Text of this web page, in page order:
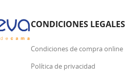
CONDICIONES LEGALES
Condiciones de compra online
Política de privacidad